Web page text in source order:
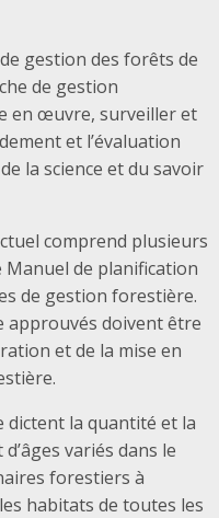
gestion des forêts de
de gestion
en œuvre, surveiller et
et l’évaluation
la science et du savoir
comprend plusieurs
de planification
de gestion forestière.
approuvés doivent être
et de la mise en
dictent la quantité et la
variés dans le
forestiers à
habitats de toutes les